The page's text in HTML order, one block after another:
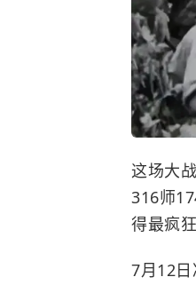
这场大
316师
得最疯
7月12